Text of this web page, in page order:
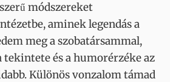
módszereket
aminek legendás a
meg a szobatársammal,
és a humorérzéke az
Különös vonzalom támad